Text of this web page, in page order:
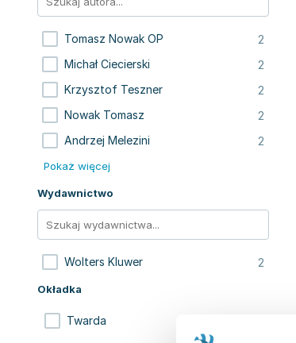
Tomasz Nowak OP 2
Michał Ciecierski 2
Krzysztof Teszner 2
Nowak Tomasz 2
Andrzej Melezini 2
Pokaż więcej
Wydawnictwo
Wolters Kluwer 2
Okładka
Twarda